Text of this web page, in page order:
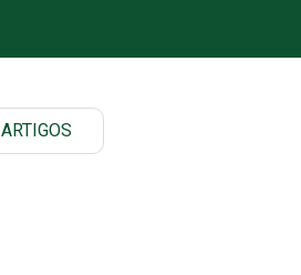
ARTIGOS